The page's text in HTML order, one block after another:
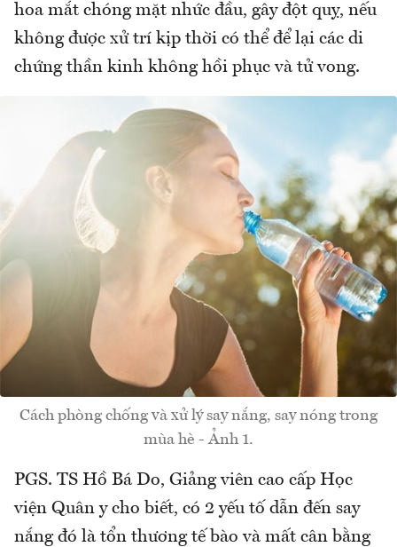
hoa mắt chóng mặt nhức đầu, gây đột quỵ, nếu
không được xử trí kịp thời có thể để lại các di
chứng thần kinh không hồi phục và tử vong.
Cách phòng chống và xử lý say nắng, say nóng trong
mùa hè - Ảnh 1.
PGS. TS Hồ Bá Do, Giảng viên cao cấp Học
viện Quân y cho biết, có 2 yếu tố dẫn đến say
nắng đó là tổn thương tế bào và mất cân bằng